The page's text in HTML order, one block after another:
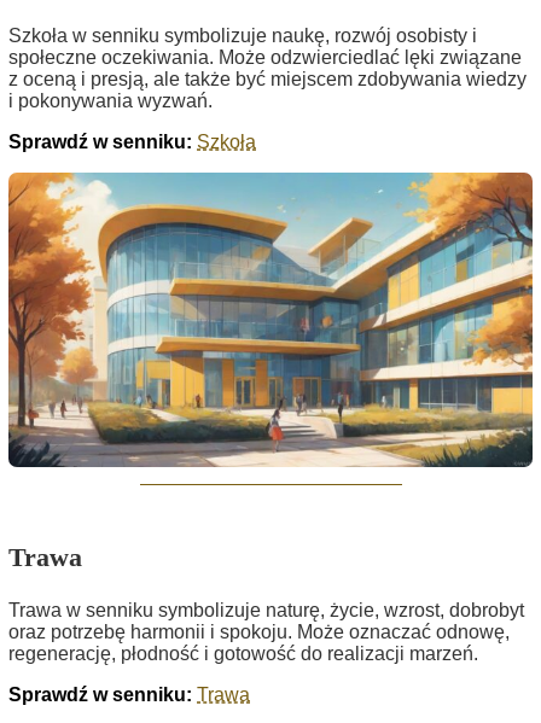
Szkoła w senniku symbolizuje naukę, rozwój osobisty i
społeczne oczekiwania. Może odzwierciedlać lęki związane
z oceną i presją, ale także być miejscem zdobywania wiedzy
i pokonywania wyzwań.
Sprawdź w senniku: Szkoła
Trawa
Trawa w senniku symbolizuje naturę, życie, wzrost, dobrobyt
oraz potrzebę harmonii i spokoju. Może oznaczać odnowę,
regenerację, płodność i gotowość do realizacji marzeń.
Sprawdź w senniku: Trawa